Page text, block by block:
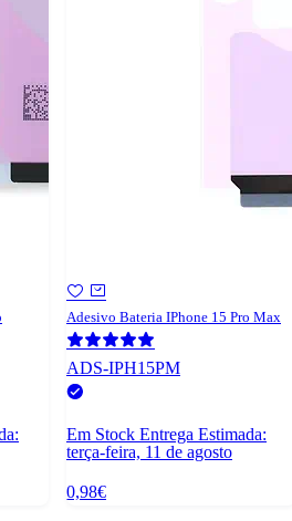
Adesivo Bateria IPhone 15 Pro Max
ADS-IPH15PM
Em Stock Entrega Estimada:
terça-feira, 11 de agosto
0,98€